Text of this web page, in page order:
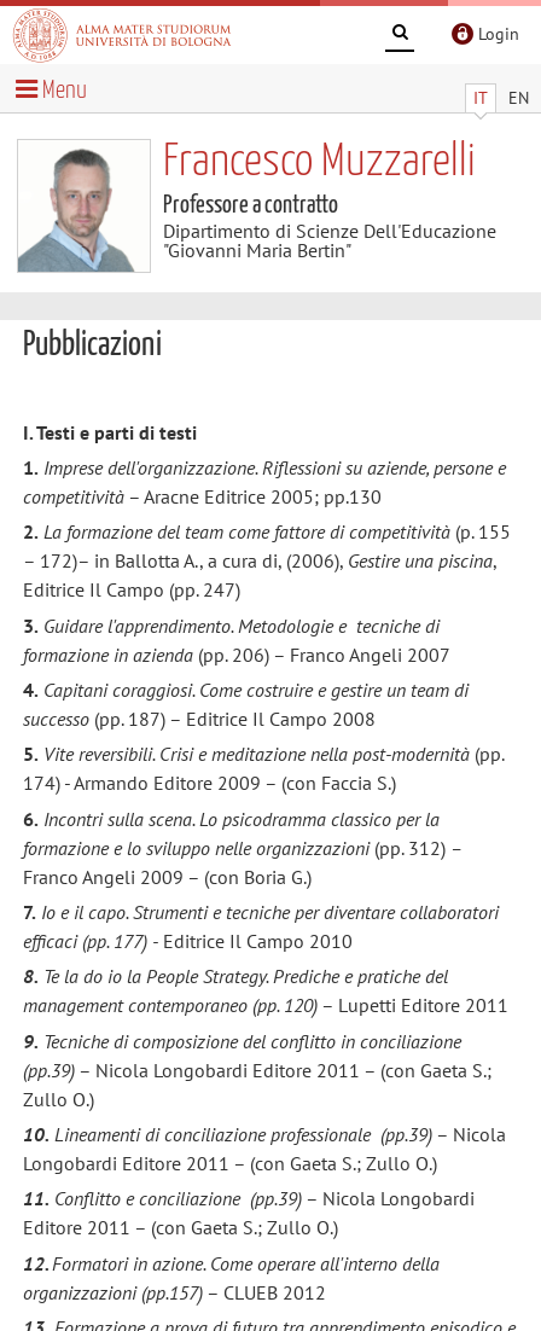
Login
IT EN
Menu
Francesco Muzzarelli
Professore a contratto
Dipartimento di Scienze Dell'Educazione
"Giovanni Maria Bertin"
Pubblicazioni
I. Testi e parti di testi
1. Imprese dell'organizzazione. Riflessioni su aziende, persone e
competitività– Aracne Editrice 2005; pp.130
2. La formazione del team come fattore di competitività(p. 155
– 172)– in Ballotta A., a cura di, (2006), Gestire una piscina,
Editrice Il Campo (pp. 247)
3. Guidare l'apprendimento. Metodologie e tecniche di
formazione in azienda(pp. 206) – Franco Angeli 2007
4. Capitani coraggiosi. Come costruire e gestire un team di
successo(pp. 187) – Editrice Il Campo 2008
5. Vite reversibili. Crisi e meditazione nella post-modernità(pp.
174) - Armando Editore 2009 – (con Faccia S.)
6. Incontri sulla scena. Lo psicodramma classico per la
formazione e lo sviluppo nelle organizzazioni(pp. 312) –
Franco Angeli 2009 – (con Boria G.)
7. Io e il capo. Strumenti e tecniche per diventare collaboratori
efficaci (pp. 177) -Editrice Il Campo 2010
8. Te la do io la People Strategy. Prediche e pratiche del
management contemporaneo (pp. 120)– Lupetti Editore 2011
9. Tecniche di composizione del conflitto in conciliazione
(pp.39)– Nicola Longobardi Editore 2011 – (con Gaeta S.;
Zullo O.)
10. Lineamenti di conciliazione professionale (pp.39)– Nicola
Longobardi Editore 2011 – (con Gaeta S.; Zullo O.)
11. Conflitto e conciliazione (pp.39)– Nicola Longobardi
Editore 2011 – (con Gaeta S.; Zullo O.)
12. Formatori in azione. Come operare all'interno della
organizzazioni (pp.157)– CLUEB 2012